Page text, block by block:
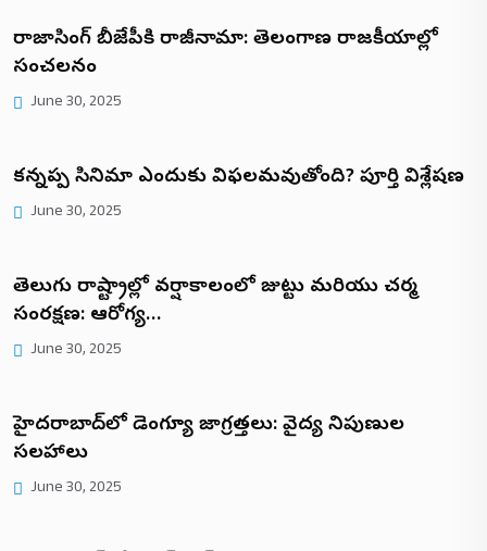
రాజాసింగ్ బీజేపీకి రాజీనామా: తెలంగాణ రాజకీయాల్లో
సంచలనం
June 30, 2025
కన్నప్ప సినిమా ఎందుకు విఫలమవుతోంది? పూర్తి విశ్లేషణ
June 30, 2025
తెలుగు రాష్ట్రాల్లో వర్షాకాలంలో జుట్టు మరియు చర్మ
సంరక్షణ: ఆరోగ్య…
June 30, 2025
హైదరాబాద్‌లో డెంగ్యూ జాగ్రత్తలు: వైద్య నిపుణుల
సలహాలు
June 30, 2025